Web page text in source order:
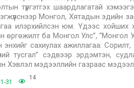
түргэтгэх шаардлагатай
Монгол, Хятадын эдийн
илэрхийлсэн юм. Үдээс хойших
өргөжилт ба Монгол Улс”, “Монгол
сахиулах ажиллагаа:
тусгал” сэдвээр эрдэмтэн,
Хэвлэл мэдээллийн газраас
31
14